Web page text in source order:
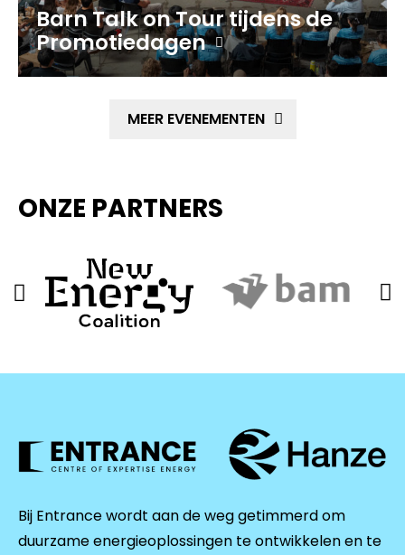
Barn Talk on Tour tijdens de
Promotiedagen
MEER EVENEMENTEN
ONZE PARTNERS
Bij Entrance wordt aan de weg getimmerd om
duurzame energieoplossingen te ontwikkelen en te